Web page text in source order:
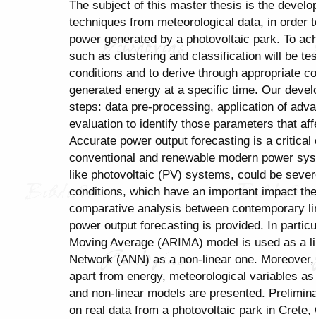
The subject of this master thesis is the
techniques from meteorological data, in order
power generated by a photovoltaic park. To
such as clustering and classification will be
conditions and to derive through appropriate
generated energy at a specific time. Our
steps: data pre-processing, application of
evaluation to identify those parameters that
Accurate power output forecasting is a
conventional and renewable modern power
like photovoltaic (PV) systems, could be
conditions, which have an important impact
comparative analysis between contemporary
power output forecasting is provided. In
Moving Average (ARIMA) model is used as a
Network (ANN) as a non-linear one.
apart from energy, meteorological variables
and non-linear models are presented.
on real data from a photovoltaic park in